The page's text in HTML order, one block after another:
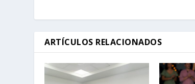
ARTÍCULOS RELACIONADOS